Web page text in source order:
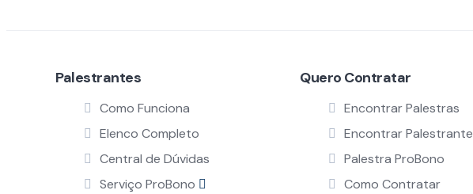
Palestrantes
Como Funciona
Elenco Completo
Central de Dúvidas
Serviço ProBono
Quero Contratar
Encontrar Palestras
Encontrar Palestrante
Palestra ProBono
Como Contratar